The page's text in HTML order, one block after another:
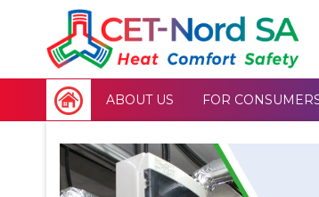
ABOUT US FOR